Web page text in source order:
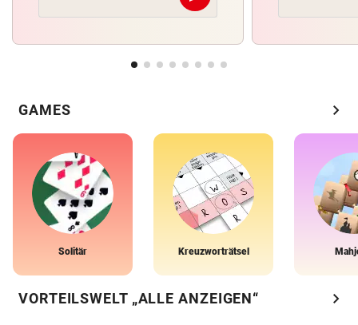
GAMES chevron_right
Solitär Kreuzworträtsel
VORTEILSWELT „ALLE ANZEIGEN“ chevron_right